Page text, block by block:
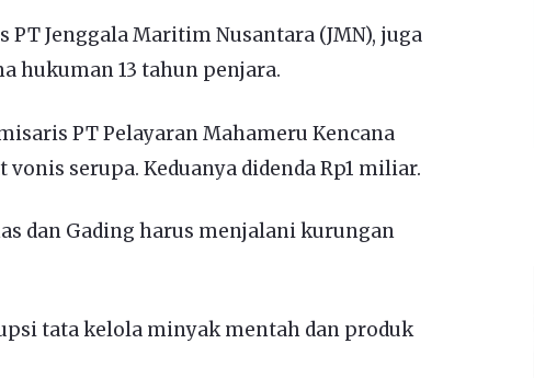
Jenggala Maritim Nusantara (JMN), juga
hukuman 13 tahun penjara.
PT Pelayaran Mahameru Kencana
vonis serupa. Keduanya didenda Rp1 miliar.
dan Gading harus menjalani kurungan
tata kelola minyak mentah dan produk